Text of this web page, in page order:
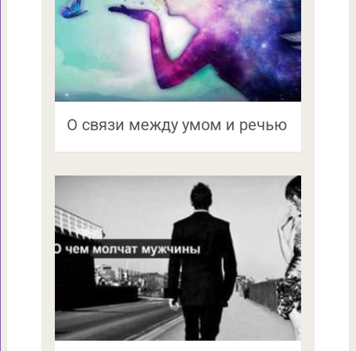
О связи между умом и речью